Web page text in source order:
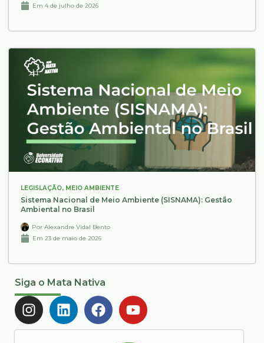
Em 4 de julho de 2026
LEGISLAÇÃO, MEIO AMBIENTE
Sistema Nacional de Meio Ambiente (SISNAMA): Gestão
Ambiental no Brasil
Por Alexandre Vidal Bento
Em 23 de maio de 2026
Siga o Mata Nativa